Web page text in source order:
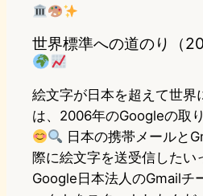
世界標準への道のり（
絵文字が日本を超えて世界
は、2006年のGoogleの取
日本の携帯メールと
際に絵文字を送受信したい
Google日本法人のGmailチ